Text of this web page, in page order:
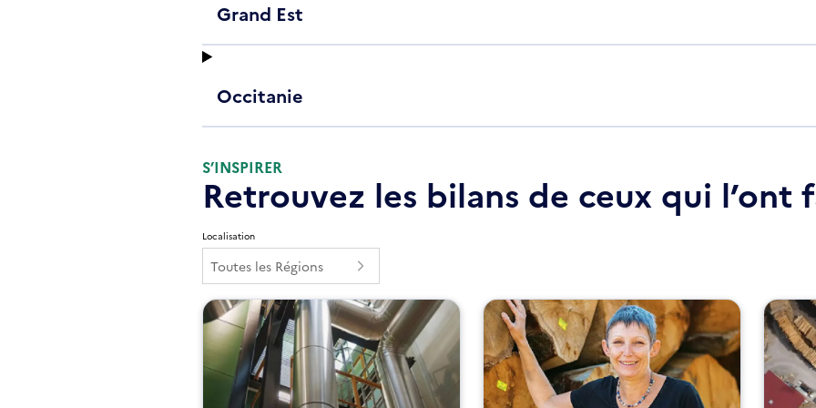
Grand Est
Occitanie
S’INSPIRER
Retrouvez les bilans de ceux qui l’ont
Localisation
Toutes les Régions